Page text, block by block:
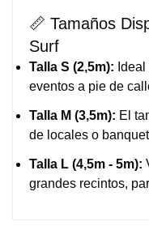
📏 Tamaños
Surf
Talla S (2,5m):
eventos a pie de
Talla M (3,5m): El
de locales o
Talla L (4,5m - 5m):
grandes recintos,